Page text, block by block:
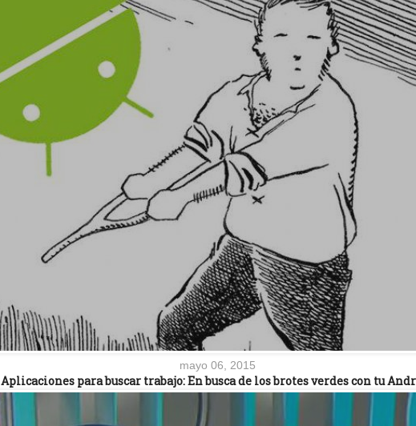
mayo 06, 2015
Aplicaciones para buscar trabajo: En busca de los brotes verdes con tu